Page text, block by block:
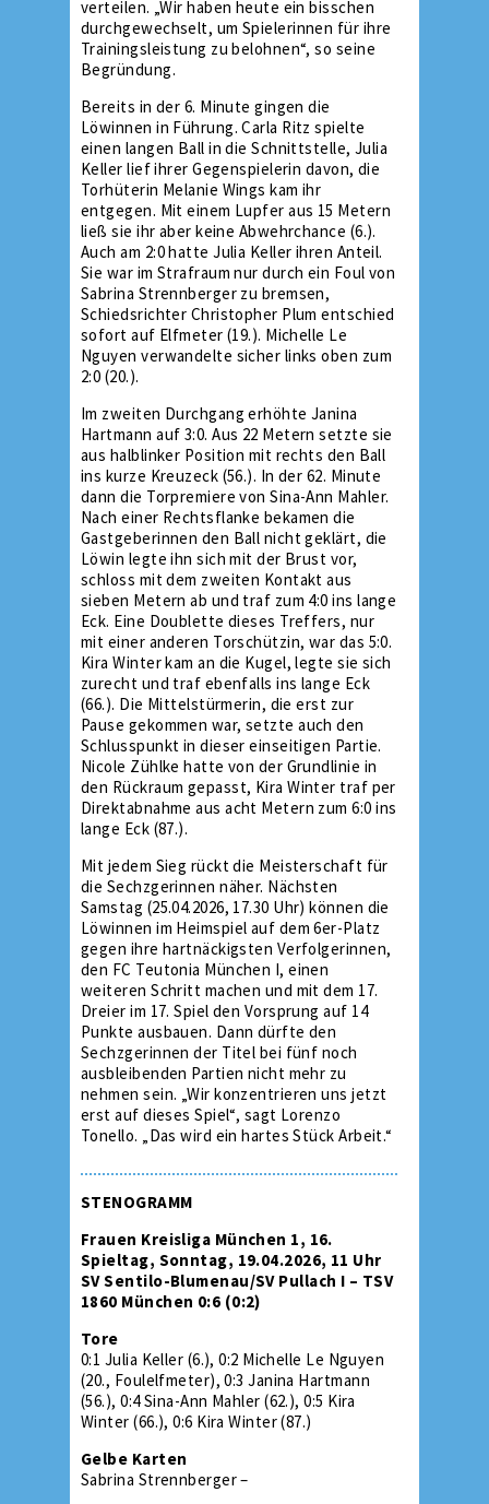
verteilen. „Wir haben heute ein bisschen
durchgewechselt, um Spielerinnen für ihre
Trainingsleistung zu belohnen“, so seine
Begründung.
Bereits in der 6. Minute gingen die
Löwinnen in Führung. Carla Ritz spielte
einen langen Ball in die Schnittstelle, Julia
Keller lief ihrer Gegenspielerin davon, die
Torhüterin Melanie Wings kam ihr
entgegen. Mit einem Lupfer aus 15 Metern
ließ sie ihr aber keine Abwehrchance (6.).
Auch am 2:0 hatte Julia Keller ihren Anteil.
Sie war im Strafraum nur durch ein Foul von
Sabrina Strennberger zu bremsen,
Schiedsrichter Christopher Plum entschied
sofort auf Elfmeter (19.). Michelle Le
Nguyen verwandelte sicher links oben zum
2:0 (20.).
Im zweiten Durchgang erhöhte Janina
Hartmann auf 3:0. Aus 22 Metern setzte sie
aus halblinker Position mit rechts den Ball
ins kurze Kreuzeck (56.). In der 62. Minute
dann die Torpremiere von Sina-Ann Mahler.
Nach einer Rechtsflanke bekamen die
Gastgeberinnen den Ball nicht geklärt, die
Löwin legte ihn sich mit der Brust vor,
schloss mit dem zweiten Kontakt aus
sieben Metern ab und traf zum 4:0 ins lange
Eck. Eine Doublette dieses Treffers, nur
mit einer anderen Torschützin, war das 5:0.
Kira Winter kam an die Kugel, legte sie sich
zurecht und traf ebenfalls ins lange Eck
(66.). Die Mittelstürmerin, die erst zur
Pause gekommen war, setzte auch den
Schlusspunkt in dieser einseitigen Partie.
Nicole Zühlke hatte von der Grundlinie in
den Rückraum gepasst, Kira Winter traf per
Direktabnahme aus acht Metern zum 6:0 ins
lange Eck (87.).
Mit jedem Sieg rückt die Meisterschaft für
die Sechzgerinnen näher. Nächsten
Samstag (25.04.2026, 17.30 Uhr) können die
Löwinnen im Heimspiel auf dem 6er-Platz
gegen ihre hartnäckigsten Verfolgerinnen,
den FC Teutonia München I, einen
weiteren Schritt machen und mit dem 17.
Dreier im 17. Spiel den Vorsprung auf 14
Punkte ausbauen. Dann dürfte den
Sechzgerinnen der Titel bei fünf noch
ausbleibenden Partien nicht mehr zu
nehmen sein. „Wir konzentrieren uns jetzt
erst auf dieses Spiel“, sagt Lorenzo
Tonello. „Das wird ein hartes Stück Arbeit.“
STENOGRAMM
Frauen Kreisliga München 1, 16.
Spieltag, Sonntag, 19.04.2026, 11 Uhr
SV Sentilo-Blumenau/SV Pullach I – TSV
1860 München 0:6 (0:2)
Tore
0:1 Julia Keller (6.), 0:2 Michelle Le Nguyen
(20., Foulelfmeter), 0:3 Janina Hartmann
(56.), 0:4 Sina-Ann Mahler (62.), 0:5 Kira
Winter (66.), 0:6 Kira Winter (87.)
Gelbe Karten
Sabrina Strennberger –